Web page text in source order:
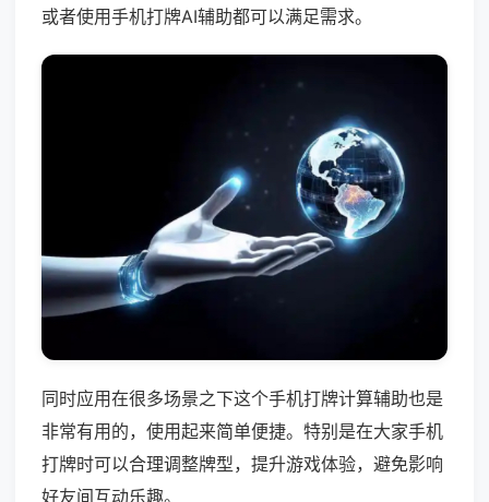
或者使用手机打牌AI辅助都可以满足需求。
同时应用在很多场景之下这个手机打牌计算辅助也是
非常有用的，使用起来简单便捷。特别是在大家手机
打牌时可以合理调整牌型，提升游戏体验，避免影响
好友间互动乐趣。